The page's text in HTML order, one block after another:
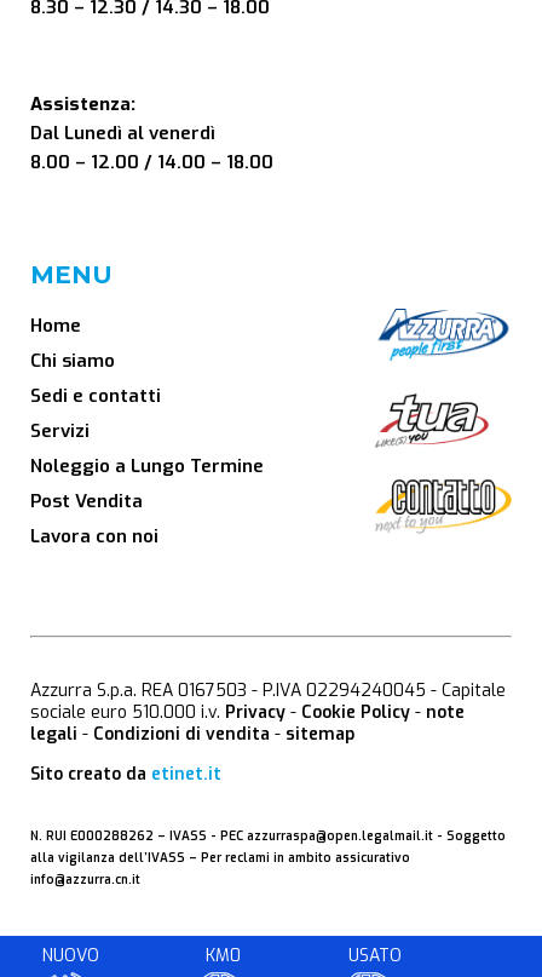
NUOVO KM0 USATO
8.30 – 12.30 / 14.30 – 18.00
Assistenza:
Dal Lunedì al venerdì
8.00 – 12.00 / 14.00 – 18.00
MENU
Home
Chi siamo
Sedi e contatti
Servizi
Noleggio a Lungo Termine
Post Vendita
Lavora con noi
Azzurra S.p.a. REA 0167503 - P.IVA 02294240045 - Capitale
sociale euro 510.000 i.v. Privacy - Cookie Policy - note
legali - Condizioni di vendita - sitemap
Sito creato da etinet.it
N. RUI E000288262 – IVASS - PEC azzurraspa@open.legalmail.it - Soggetto
alla vigilanza dell’IVASS – Per reclami in ambito assicurativo
info@azzurra.cn.it